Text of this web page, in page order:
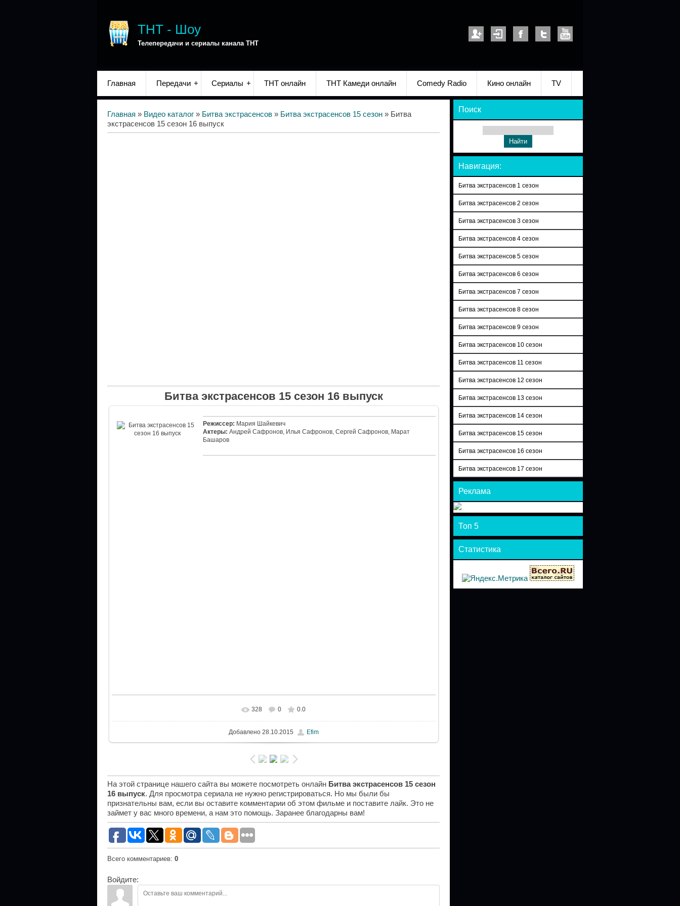
ТНТ - Шоу
Телепередачи и сериалы канала ТНТ
Главная Передачи Сериалы ТНТ онлайн ТНТ Камеди онлайн Comedy Radio Кино онлайн TV
Главная » Видео каталог » Битва экстрасенсов » Битва экстрасенсов 15 сезон » Битва
экстрасенсов 15 сезон 16 выпуск
Битва экстрасенсов 15 сезон 16 выпуск
Режиссер: Мария Шайкевич
Актеры: Андрей Сафронов, Илья Сафронов, Сергей Сафронов, Марат
Башаров
328 0 0.0
Добавлено28.10.2015 Efim
На этой странице нашего сайта вы можете посмотреть онлайн Битва экстрасенсов 15 сезон
16 выпуск. Для просмотра сериала не нужно регистрироваться. Но мы были бы
признательны вам, если вы оставите комментарии об этом фильме и поставите лайк. Это не
займет у вас много времени, а нам это помощь. Заранее благодарны вам!
Всего комментариев: 0
Войдите:
Поиск
Навигация:
Битва экстрасенсов 1 сезон
Битва экстрасенсов 2 сезон
Битва экстрасенсов 3 сезон
Битва экстрасенсов 4 сезон
Битва экстрасенсов 5 сезон
Битва экстрасенсов 6 сезон
Битва экстрасенсов 7 сезон
Битва экстрасенсов 8 сезон
Битва экстрасенсов 9 сезон
Битва экстрасенсов 10 сезон
Битва экстрасенсов 11 сезон
Битва экстрасенсов 12 сезон
Битва экстрасенсов 13 сезон
Битва экстрасенсов 14 сезон
Битва экстрасенсов 15 сезон
Битва экстрасенсов 16 сезон
Битва экстрасенсов 17 сезон
Реклама
Топ 5
Статистика